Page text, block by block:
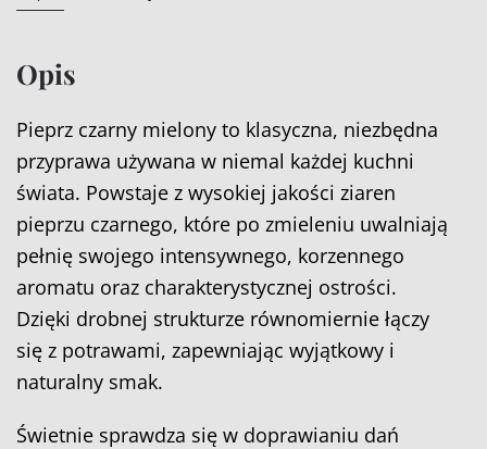
Opis
Pieprz czarny mielony to klasyczna, niezbędna
przyprawa używana w niemal każdej kuchni
świata. Powstaje z wysokiej jakości ziaren
pieprzu czarnego, które po zmieleniu uwalniają
pełnię swojego intensywnego, korzennego
aromatu oraz charakterystycznej ostrości.
Dzięki drobnej strukturze równomiernie łączy
się z potrawami, zapewniając wyjątkowy i
naturalny smak.
Świetnie sprawdza się w doprawianiu dań